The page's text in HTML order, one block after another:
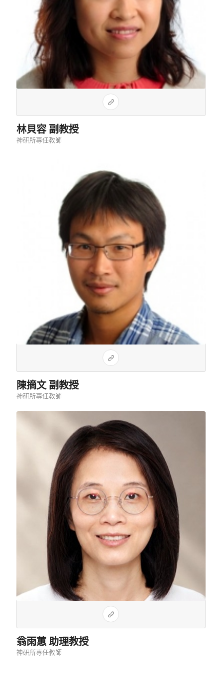
林貝容 副教授
神研所專任教師
陳摘文 副教授
神研所專任教師
翁雨蕙 助理教授
神研所專任教師